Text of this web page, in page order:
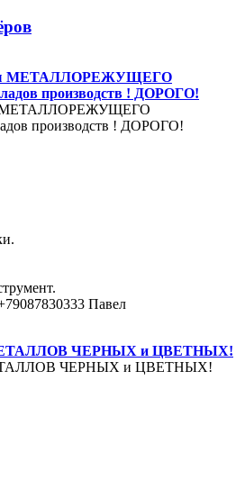
МЕТАЛЛОРЕЖУЩЕГО
производств ! ДОРОГО!
МЕТАЛЛОРЕЖУЩЕГО
производств ! ДОРОГО!
Павел
ЧЕРНЫХ и ЦВЕТНЫХ!
ЧЕРНЫХ и ЦВЕТНЫХ!